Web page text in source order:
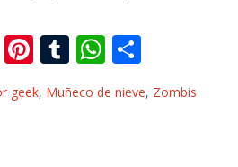
T Pi
nt
er
T
m
W
h
at
o
m
geek, Muñeco de nieve, Zombis